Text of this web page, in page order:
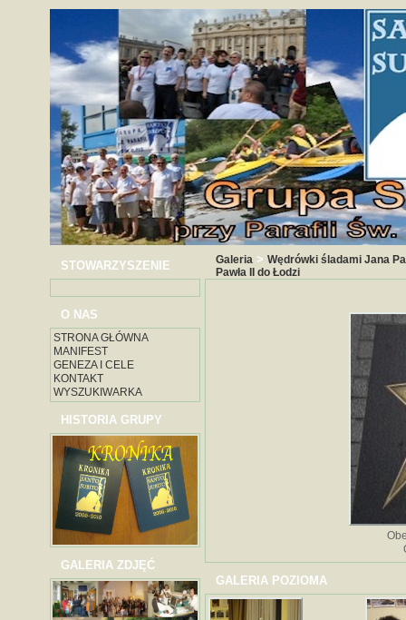
STOWARZYSZENIE
O NAS
STRONA GŁÓWNA
MANIFEST
GENEZA I CELE
KONTAKT
WYSZUKIWARKA
HISTORIA GRUPY
GALERIA ZDJĘĆ
Galeria > Wędrówki śladami Jana
Pawła II do Łodzi
GALERIA POZIOMA